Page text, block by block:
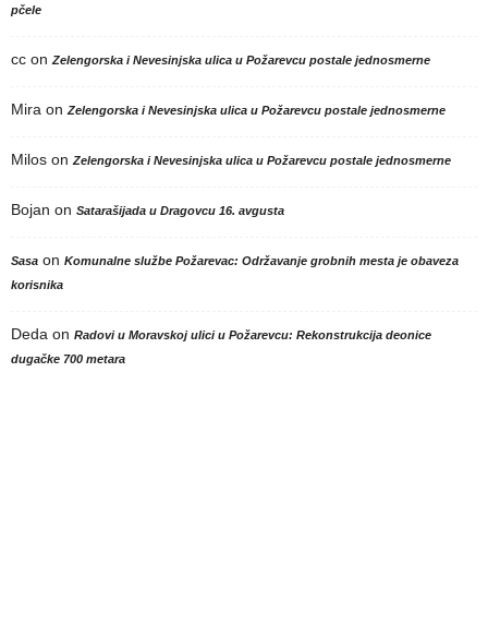
pčele
cc onZelengorska i Nevesinjska ulica u Požarevcu postale jednosmerne
Mira onZelengorska i Nevesinjska ulica u Požarevcu postale jednosmerne
Milos onZelengorska i Nevesinjska ulica u Požarevcu postale jednosmerne
Bojan on Satarašijada u Dragovcu 16. avgusta
Sasa on Komunalne službe Požarevac: Održavanje grobnih mesta je obaveza
korisnika
Deda on Radovi u Moravskoj ulici u Požarevcu: Rekonstrukcija deonice
dugačke 700 metara